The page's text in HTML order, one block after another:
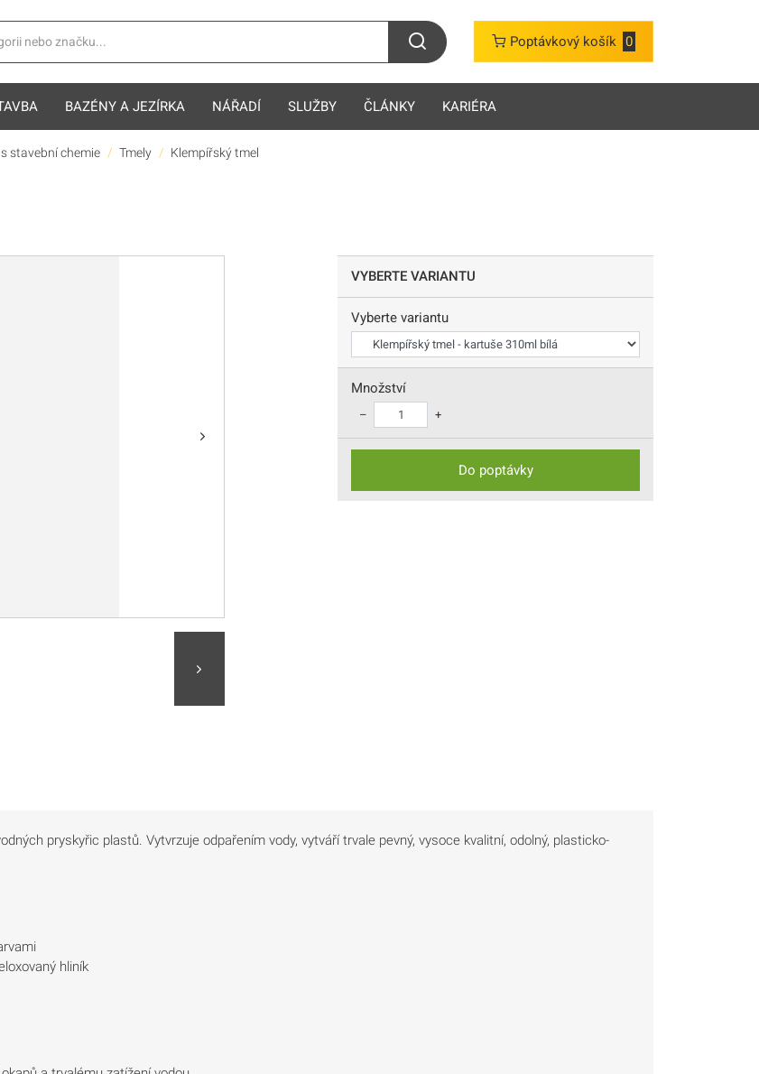
Poptávkový košík 0
BAZÉNY A JEZÍRKA NÁŘADÍ SLUŽBY ČLÁNKY KARIÉRA
stavební chemie Tmely Klempířský tmel
VYBERTE VARIANTU
Vyberte variantu
Množství
– +
Do poptávky
pryskyřic plastů. Vytvrzuje odpařením vody, vytváří trvale pevný, vysoce kvalitní, odolný, plasticko-
hliník